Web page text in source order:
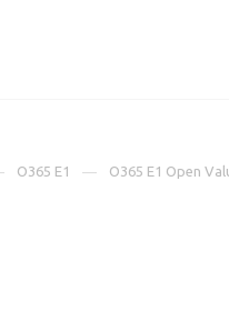
O365 E1 O365 E1 Open